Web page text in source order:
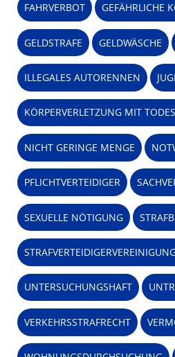
FAHRVERBOT GEFÄHRLICHE
GELDSTRAFE GELDWÄSCHE
ILLEGALES AUTORENNEN
KÖRPERVERLETZUNG MIT
NICHT GERINGE MENGE
PFLICHTVERTEIDIGER
SEXUELLE NÖTIGUNG
UNTERSUCHUNGSHAFT
VERKEHRSSTRAFRECHT